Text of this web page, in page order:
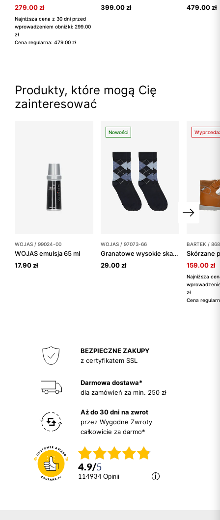
279.00 zł
Najniższa cena z 30 dni przed
wprowadzeniem obniżki: 299.00
zł
Cena regularna: 479.00 zł
399.00 zł
479.00 zł
Produkty, które mogą Cię
zainteresować
WOJAS / 99024-00
WOJAS emulsja 65 ml
17.90 zł
Nowości
WOJAS / 97073-66
Granatowe wysokie skarpety w niebieskie romby
29.00 zł
BARTEK /
159.00 zł
Najniższa
zł
Cena
BEZPIECZNE ZAKUPY
z certyfikatem SSL
Darmowa dostawa*
dla zamówień za min. 250 zł
Aż do 30 dni na zwrot
przez Wygodne Zwroty
całkowicie za darmo*
4.9/5
114934 opinii